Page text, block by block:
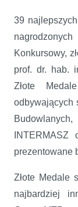
39
Konkursowy,
prof. dr. hab.
Złote
odbywających
prezentowane
Złote Medale
najbardziej